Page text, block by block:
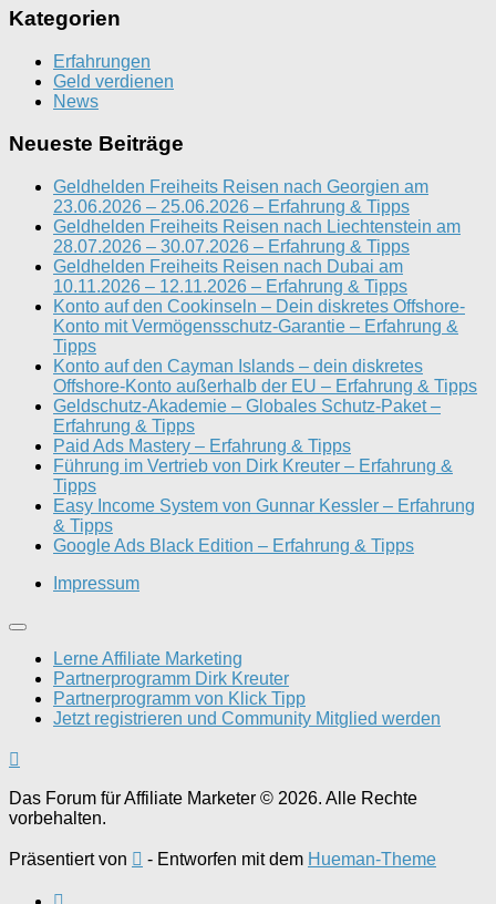
Kategorien
Erfahrungen
Geld verdienen
News
Neueste Beiträge
Geldhelden Freiheits Reisen nach Georgien am
23.06.2026 – 25.06.2026 – Erfahrung & Tipps
Geldhelden Freiheits Reisen nach Liechtenstein am
28.07.2026 – 30.07.2026 – Erfahrung & Tipps
Geldhelden Freiheits Reisen nach Dubai am
10.11.2026 – 12.11.2026 – Erfahrung & Tipps
Konto auf den Cookinseln – Dein diskretes Offshore-
Konto mit Vermögensschutz-Garantie – Erfahrung &
Tipps
Konto auf den Cayman Islands – dein diskretes
Offshore-Konto außerhalb der EU – Erfahrung & Tipps
Geldschutz-Akademie – Globales Schutz-Paket –
Erfahrung & Tipps
Paid Ads Mastery – Erfahrung & Tipps
Führung im Vertrieb von Dirk Kreuter – Erfahrung &
Tipps
Easy Income System von Gunnar Kessler – Erfahrung
& Tipps
Google Ads Black Edition – Erfahrung & Tipps
Impressum
Lerne Affiliate Marketing
Partnerprogramm Dirk Kreuter
Partnerprogramm von Klick Tipp
Jetzt registrieren und Community Mitglied werden
Das Forum für Affiliate Marketer © 2026. Alle Rechte
vorbehalten.
Präsentiert von - Entworfen mit dem Hueman-Theme